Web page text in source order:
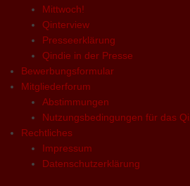
Mittwoch!
Qinterview
Presseerklärung
Qindie in der Presse
Bewerbungsformular
Mitgliederforum
Abstimmungen
Nutzungsbedingungen für das
Rechtliches
Impressum
Datenschutzerklärung